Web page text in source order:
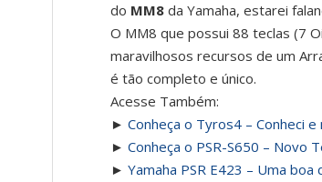
do MM8 da Yamaha, estarei
O MM8 que possui 88 teclas (7
maravilhosos recursos de um
é tão completo e único.
Acesse Também:
► Conheça o Tyros4 – Conheci
► Conheça o PSR-S650 – Novo
► Yamaha PSR E423 – Uma boa